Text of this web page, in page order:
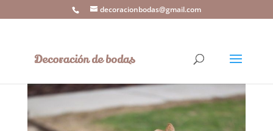
decoracionbodas@gmail.com